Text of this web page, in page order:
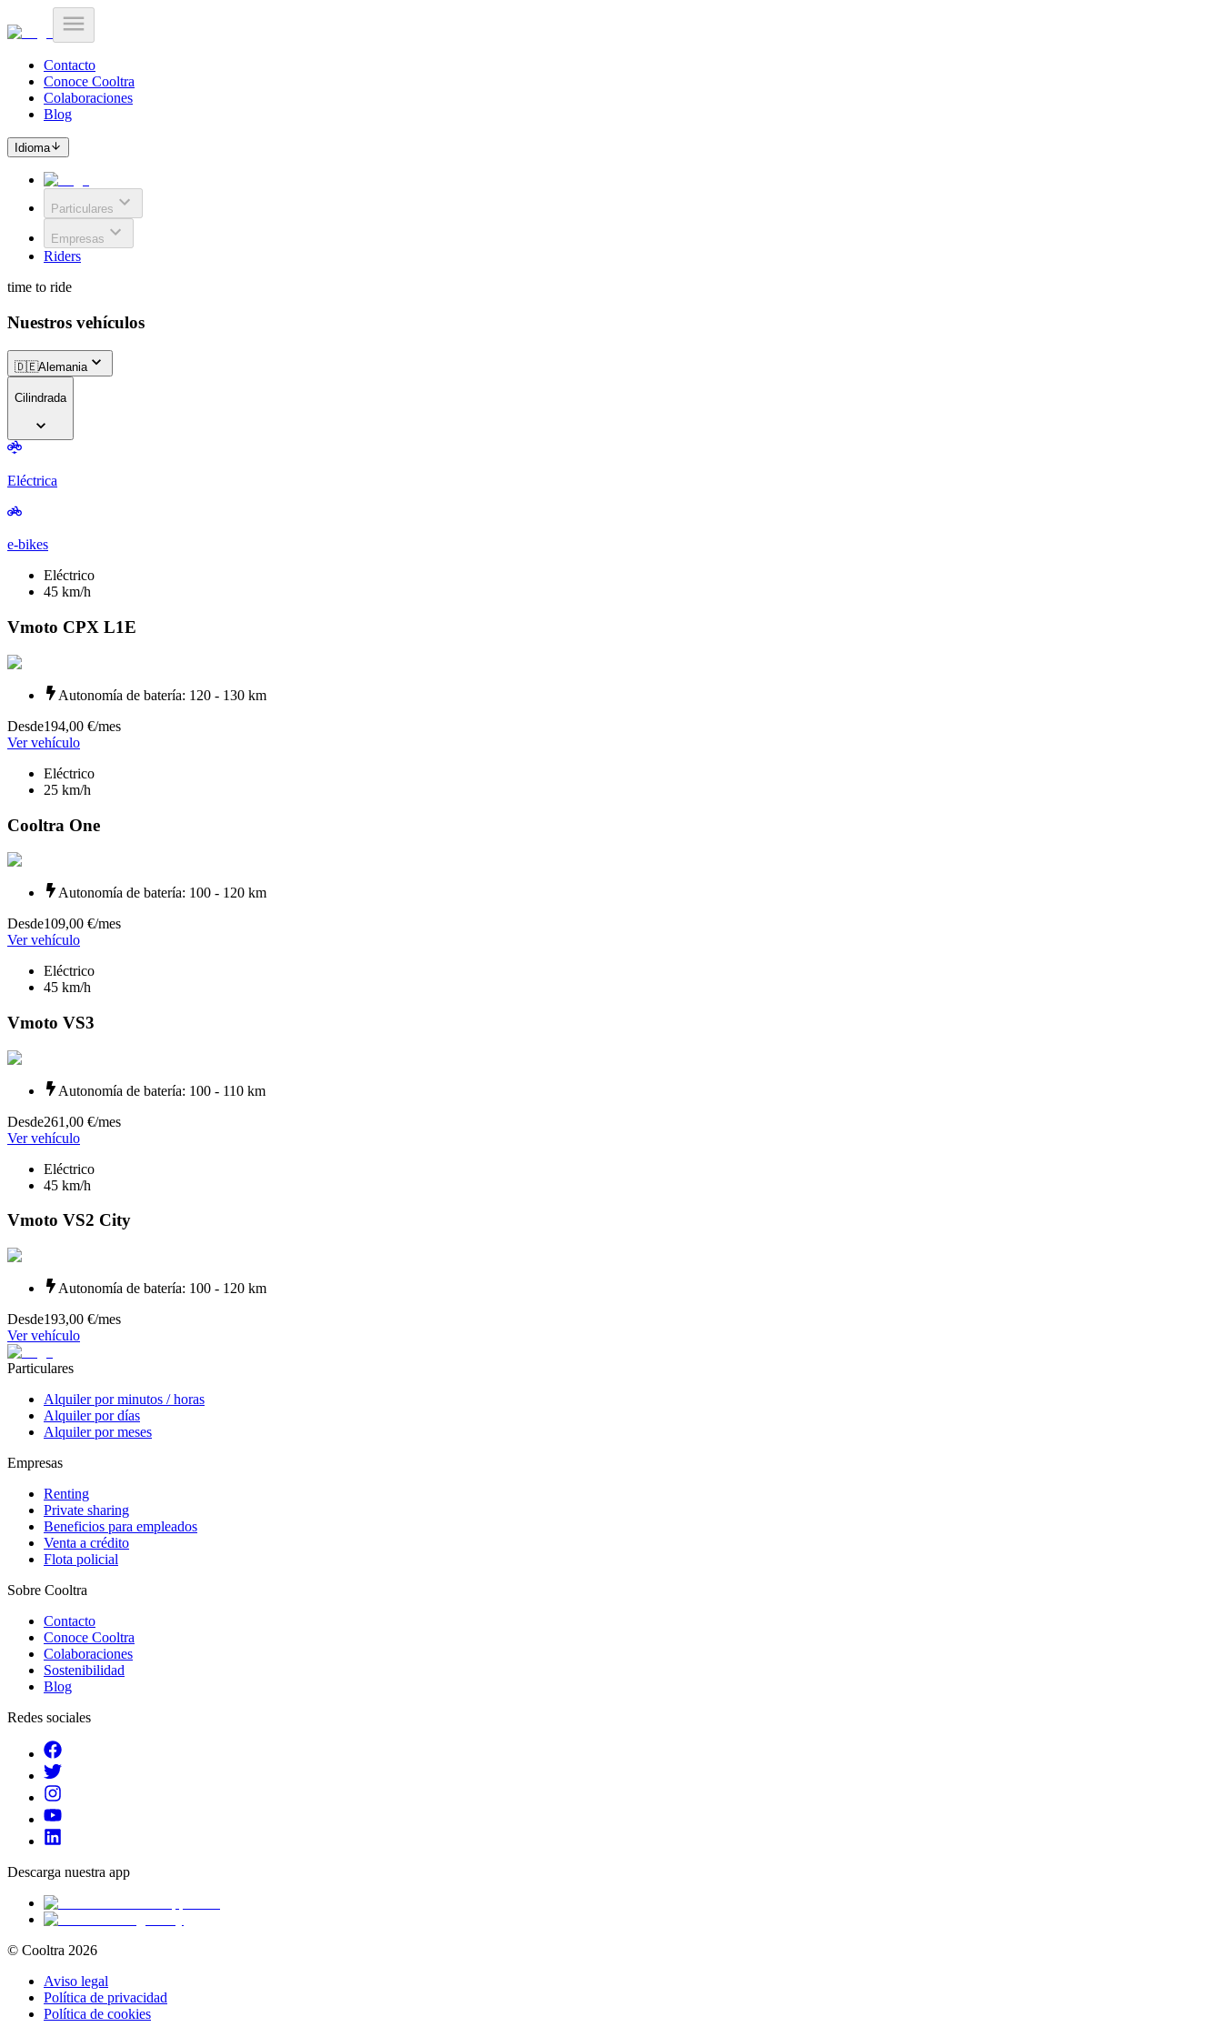
Contacto
Conoce Cooltra
Colaboraciones
Blog
Idioma
Particulares
Empresas
Riders
time to ride
Nuestros vehículos
🇩🇪Alemania
Cilindrada
Eléctrica
e-bikes
Eléctrico
45 km/h
Vmoto CPX L1E
Autonomía de batería: 120 - 130 km
Desde194,00 €/mes
Ver vehículo
Eléctrico
25 km/h
Cooltra One
Autonomía de batería: 100 - 120 km
Desde109,00 €/mes
Ver vehículo
Eléctrico
45 km/h
Vmoto VS3
Autonomía de batería: 100 - 110 km
Desde261,00 €/mes
Ver vehículo
Eléctrico
45 km/h
Vmoto VS2 City
Autonomía de batería: 100 - 120 km
Desde193,00 €/mes
Ver vehículo
Particulares
Alquiler por minutos / horas
Alquiler por días
Alquiler por meses
Empresas
Renting
Private sharing
Beneficios para empleados
Venta a crédito
Flota policial
Sobre Cooltra
Contacto
Conoce Cooltra
Colaboraciones
Sostenibilidad
Blog
Redes sociales
Descarga nuestra app
© Cooltra 2026
Aviso legal
Política de privacidad
Política de cookies